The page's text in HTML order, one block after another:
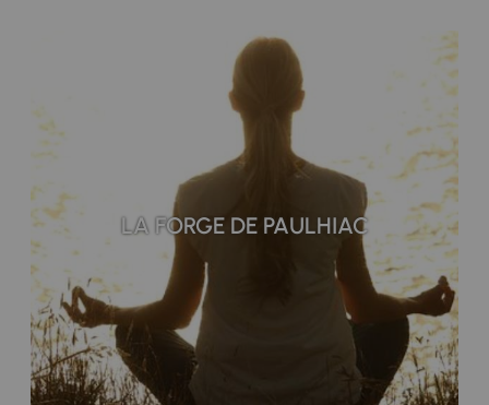
LA FORGE DE PAULHIAC